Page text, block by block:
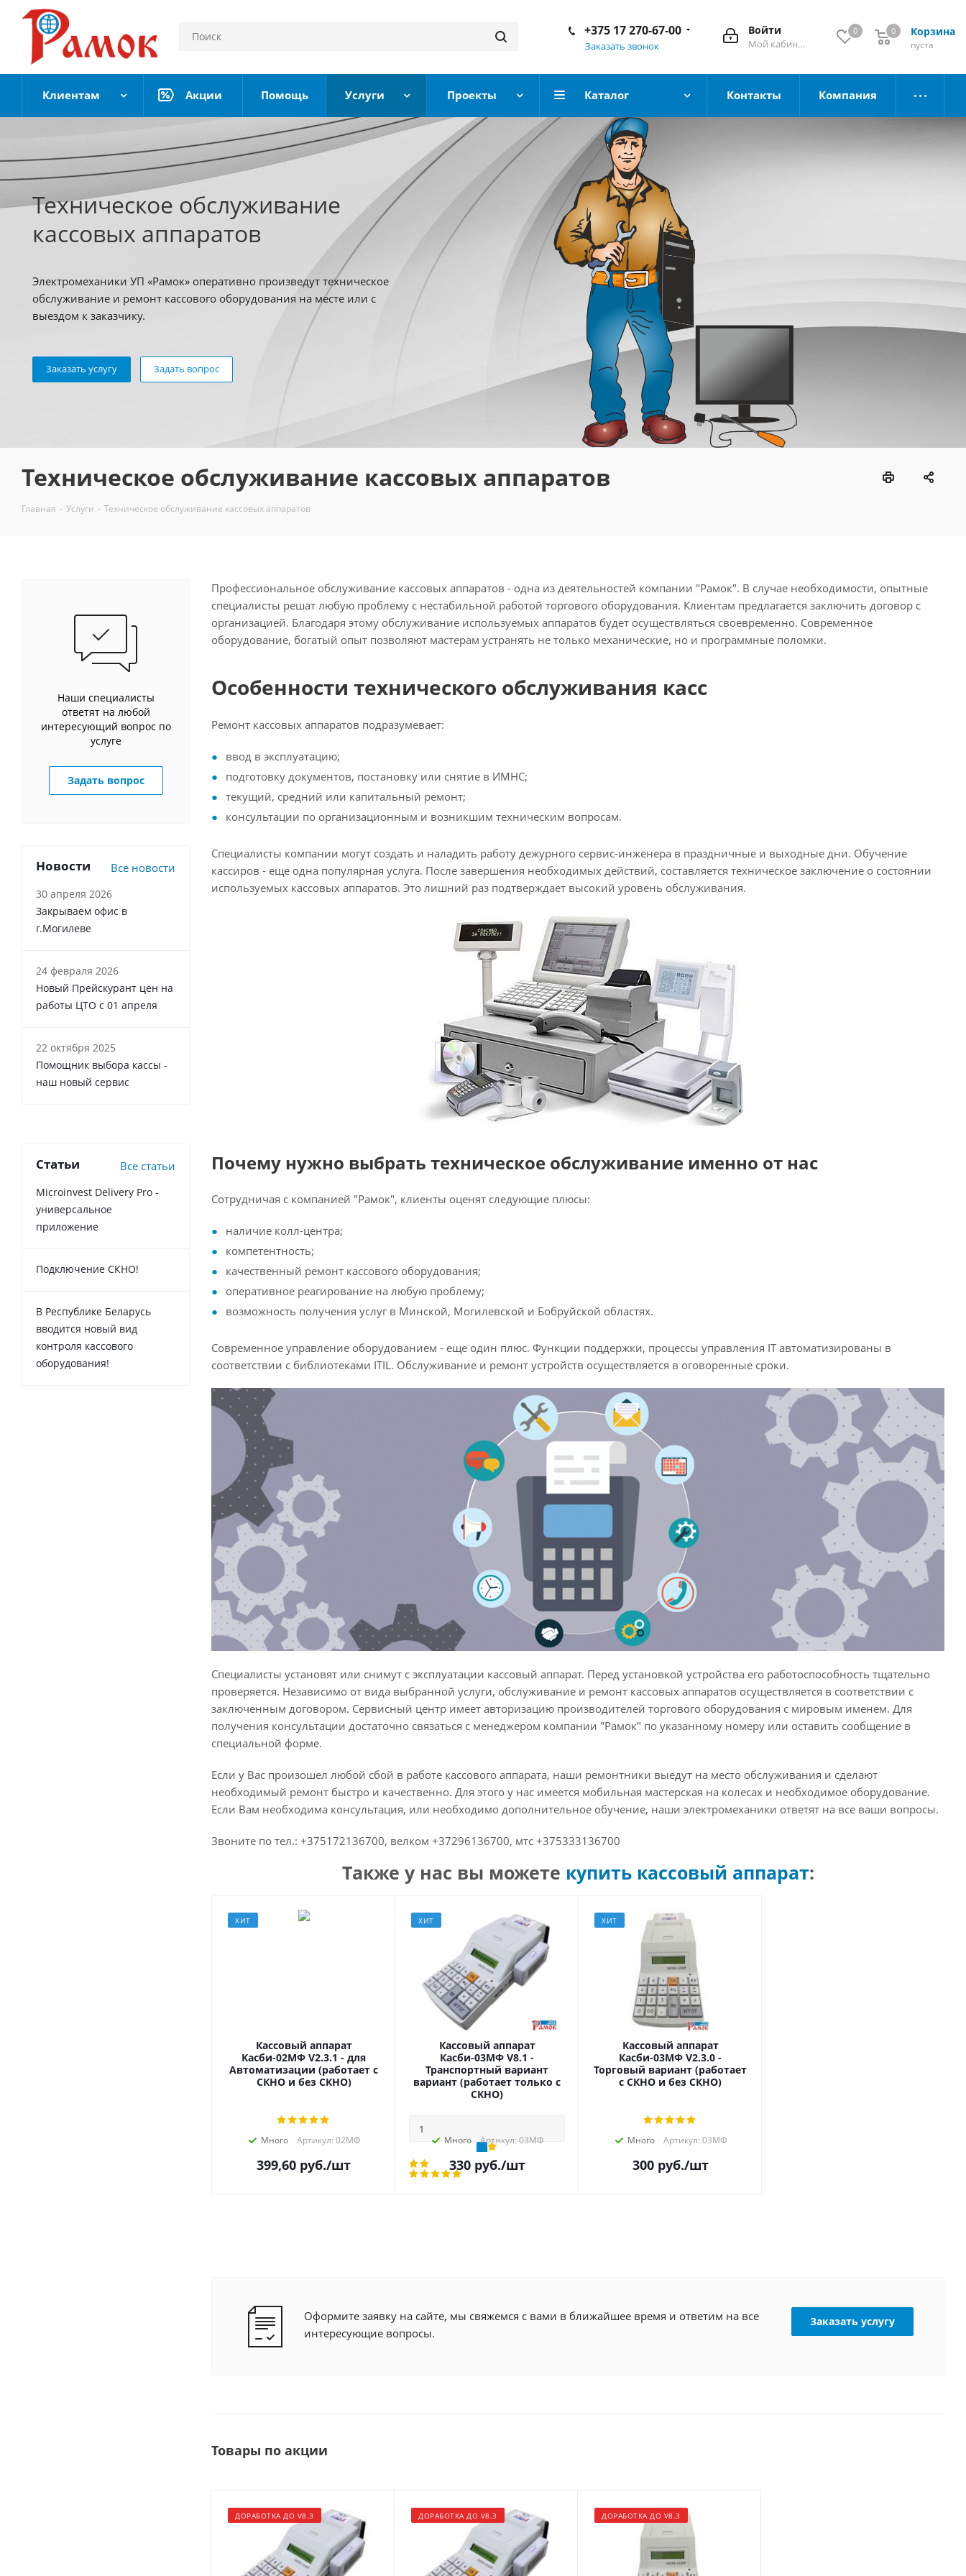
0 Корзина
пуста
0
Войти
Мой кабинет
+375 17 270-67-00
Заказать звонок
Клиентам Акции Помощь Услуги Проекты Каталог Контакты Компания
Техническое обслуживание
кассовых аппаратов
Электромеханики УП «Рамок» оперативно произведут техническое
обслуживание и ремонт кассового оборудования на месте или с
выездом к заказчику.
Заказать услугу Задать вопрос
Техническое обслуживание кассовых аппаратов
Главная - Услуги - Техническое обслуживание кассовых аппаратов
Профессиональное обслуживание кассовых аппаратов - одна из деятельностей компании "Рамок". В случае необходимости, опытные
специалисты решат любую проблему с нестабильной работой торгового оборудования. Клиентам предлагается заключить договор с
организацией. Благодаря этому обслуживание используемых аппаратов будет осуществляться своевременно. Современное
оборудование, богатый опыт позволяют мастерам устранять не только механические, но и программные поломки.
Особенности технического обслуживания касс
Ремонт кассовых аппаратов подразумевает:
ввод в эксплуатацию;
подготовку документов, постановку или снятие в ИМНС;
текущий, средний или капитальный ремонт;
консультации по организационным и возникшим техническим вопросам.
Специалисты компании могут создать и наладить работу дежурного сервис-инженера в праздничные и выходные дни. Обучение
кассиров - еще одна популярная услуга. После завершения необходимых действий, составляется техническое заключение о состоянии
используемых кассовых аппаратов. Это лишний раз подтверждает высокий уровень обслуживания.
Почему нужно выбрать техническое обслуживание именно от нас
Сотрудничая с компанией "Рамок", клиенты оценят следующие плюсы:
наличие колл-центра;
компетентность;
качественный ремонт кассового оборудования;
оперативное реагирование на любую проблему;
возможность получения услуг в Минской, Могилевской и Бобруйской областях.
Современное управление оборудованием - еще один плюс. Функции поддержки, процессы управления IT автоматизированы в
соответствии с библиотеками ITIL. Обслуживание и ремонт устройств осуществляется в оговоренные сроки.
Специалисты установят или снимут с эксплуатации кассовый аппарат. Перед установкой устройства его работоспособность тщательно
проверяется. Независимо от вида выбранной услуги, обслуживание и ремонт кассовых аппаратов осуществляется в соответствии с
заключенным договором. Сервисный центр имеет авторизацию производителей торгового оборудования с мировым именем. Для
получения консультации достаточно связаться с менеджером компании "Рамок" по указанному номеру или оставить сообщение в
специальной форме.
Если у Вас произошел любой сбой в работе кассового аппарата, наши ремонтники выедут на место обслуживания и сделают
необходимый ремонт быстро и качественно. Для этого у нас имеется мобильная мастерская на колесах и необходимое оборудование.
Если Вам необходима консультация, или необходимо дополнительное обучение, наши электромеханики ответят на все ваши вопросы.
Звоните по тел.: +375172136700, велком +37296136700, мтс +375333136700
Также у нас вы можете купить кассовый аппарат:
ХИТ
Кассовый аппарат
Касби-02МФ V2.3.1 - для
Автоматизации (работает с
СКНО и без СКНО)
Много Артикул: 02МФ
399,60 руб./шт
ХИТ
Кассовый аппарат
Касби-03МФ V8.1 -
Транспортный вариант
вариант (работает только с
СКНО)
В корзину
ХИТ
и
Много Артикул: 03МФ
330руб./шт
ХИТ
Кассовый аппарат
Касби-03МФ V2.3.0 -
Торговый вариант (работает
с СКНО и без СКНО)
Много Артикул: 03МФ
300руб./шт
Оформите заявку на сайте, мы свяжемся с вами в ближайшее время и ответим на все
интересующие вопросы.
Заказать услугу
Товары по акции
ДОРАБОТКА ДО V8.3 ДОРАБОТКА ДО V8.3 ДОРАБОТКА ДО V8.3
Наши специалисты
ответят на любой
интересующий вопрос по
услуге
Задать вопрос
Новости Все новости
30 апреля 2026
Закрываем офис в
г.Могилеве
24 февраля 2026
Новый Прейскурант цен на
работы ЦТО с 01 апреля
22 октября 2025
Помощник выбора кассы -
наш новый сервис
Статьи Все статьи
Microinvest Delivery Pro -
универсальное
приложение
Подключение СКНО!
В Республике Беларусь
вводится новый вид
контроля кассового
оборудования!